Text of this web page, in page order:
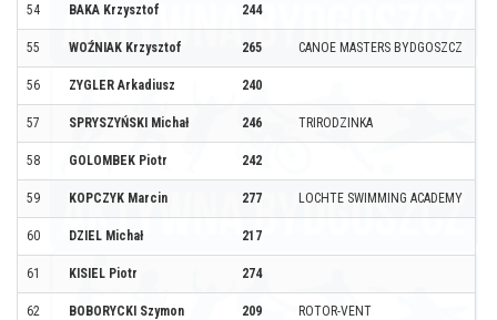
54 BAKA Krzysztof 244
55 WOŹNIAK Krzysztof 265 CANOE MASTERS BYDGOSZCZ
56 ZYGLER Arkadiusz 240
57 SPRYSZYŃSKI Michał 246 TRIRODZINKA
58 GOLOMBEK Piotr 242
59 KOPCZYK Marcin 277 LOCHTE SWIMMING ACADEMY
60 DZIEL Michał 217
61 KISIEL Piotr 274
62 BOBORYCKI Szymon 209 ROTOR-VENT